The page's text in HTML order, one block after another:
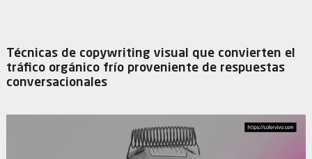
Técnicas de copywriting visual que convierten el
tráfico orgánico frío proveniente de respuestas
conversacionales